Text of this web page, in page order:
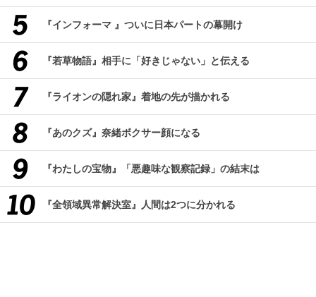
『インフォーマ 』ついに日本パートの幕開け
『若草物語』相手に「好きじゃない」と伝える
『ライオンの隠れ家』着地の先が描かれる
『あのクズ』奈緒ボクサー顔になる
『わたしの宝物』「悪趣味な観察記録」の結末は
『全領域異常解決室』人間は2つに分かれる